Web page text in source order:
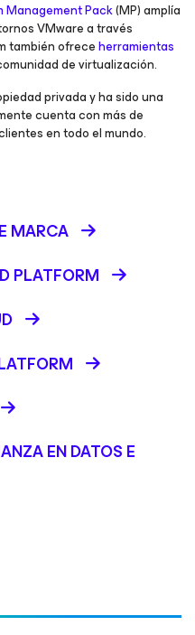
Management Pack(MP) amplía
VMware a través
también ofreceherramientas
de virtualización.
privada y ha sido una
cuenta con más de
en todo el mundo.
MARCA
PLATFORM
EN DATOS E